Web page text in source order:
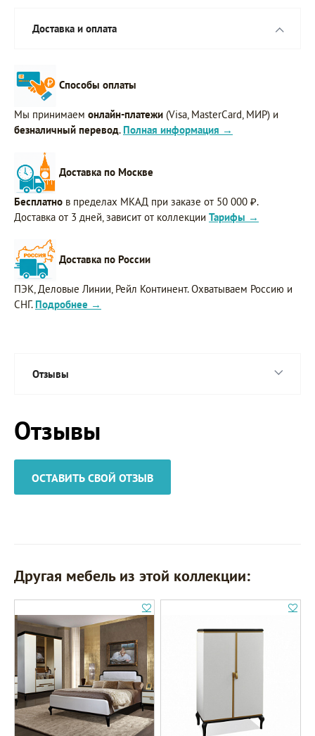
Доставка и оплата
Способы оплаты
Мы принимаем онлайн-платежи (Visa, MasterCard, МИР) и
безналичный перевод. Полная информация →
Доставка по Москве
Бесплатно в пределах МКАД при заказе от 50 000 ₽.
Доставка от 3 дней, зависит от коллекции Тарифы →
Доставка по России
ПЭК, Деловые Линии, Рейл Континент. Охватываем Россию и
СНГ. Подробнее →
Отзывы
Отзывы
ОСТАВИТЬ СВОЙ ОТЗЫВ
Другая мебель из этой коллекции: